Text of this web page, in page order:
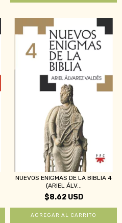
NUEVOS ENIGMAS DE LA BIBLIA 4
(ARIEL ÁLV...
$8.62 USD